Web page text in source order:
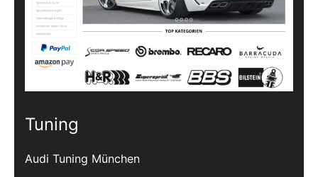
Tuning
Audi Tuning München